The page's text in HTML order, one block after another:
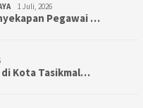
1 Juli, 2026
Pegawai …
di Kota Tasikmal…